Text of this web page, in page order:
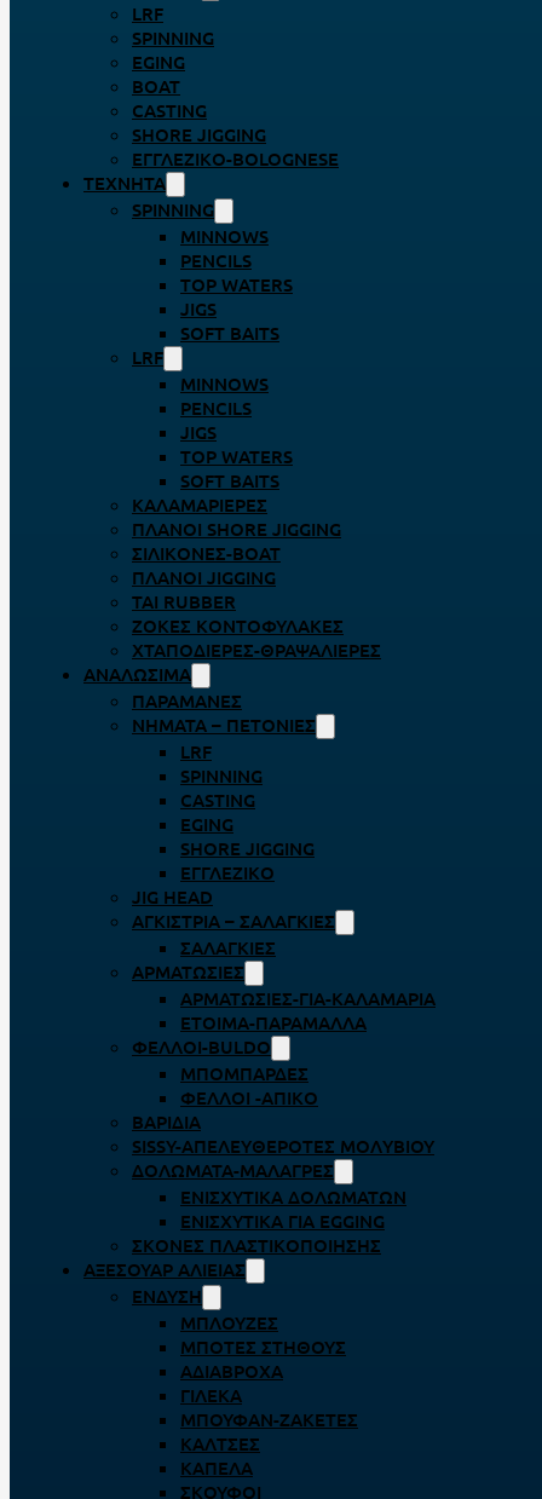
LRF
SPINNING
EGING
BOAT
CASTING
SHORE JIGGING
ΕΓΓΛΈΖΙΚΟ-BOLOGNESE
ΤΕΧΝΗΤΆ
SPINNING
MINNOWS
PENCILS
TOP WATERS
JIGS
SOFT BAITS
LRF
MINNOWS
PENCILS
JIGS
TOP WATERS
SOFT BAITS
ΚΑΛΑΜΑΡΙΈΡΕΣ
ΠΛΆΝΟΙ SHORE JIGGING
ΣΙΛΙΚΌΝΕΣ-BOAT
ΠΛΆΝΟΙ JIGGING
TAI RUBBER
ΖΌΚΕΣ ΚΟΝΤΟΦΎΛΑΚΕΣ
ΧΤΑΠΟΔΙΈΡΕΣ-ΘΡΑΨΑΛΙΈΡΕΣ
ΑΝΑΛΏΣΙΜΑ
ΠΑΡΑΜΆΝΕΣ
ΝΉΜΑΤΑ – ΠΕΤΟΝΙΈΣ
LRF
SPINNING
CASTING
EGING
SHORE JIGGING
ΕΓΓΛΈΖΙΚΟ
JIG HEAD
ΑΓΚΊΣΤΡΙΑ – ΣΑΛΑΓΚΙΈΣ
ΣΑΛΑΓΚΙΈΣ
ΑΡΜΑΤΩΣΙΈΣ
ΑΡΜΑΤΩΣΙΈΣ-ΓΙΑ-ΚΑΛΑΜΆΡΙΑ
ΈΤΟΙΜΑ-ΠΑΡΆΜΑΛΛΑ
ΦΕΛΛΟΊ-BULDO
ΜΠΟΜΠΆΡΔΕΣ
ΦΕΛΛΟΊ -ΑΠΊΚΟ
ΒΑΡΊΔΙΑ
SISSY-ΑΠΕΛΕΥΘΕΡΟΤΈΣ ΜΟΛΥΒΙΟΎ
ΔΟΛΏΜΑΤΑ-ΜΑΛΆΓΡΕΣ
ΕΝΙΣΧΥΤΙΚΆ ΔΟΛΩΜΆΤΩΝ
ΕΝΙΣΧΥΤΙΚΆ ΓΙΑ EGGING
ΣΚΌΝΕΣ ΠΛΑΣΤΙΚΟΠΟΊΗΣΗΣ
ΑΞΕΣΟΥΆΡ ΑΛΙΕΊΑΣ
ΈΝΔΥΣΗ
ΜΠΛΟΎΖΕΣ
ΜΠΌΤΕΣ ΣΤΉΘΟΥΣ
ΑΔΙΆΒΡΟΧΑ
ΓΙΛΈΚΑ
ΜΠΟΥΦΆΝ-ΖΑΚΈΤΕΣ
ΚΆΛΤΣΕΣ
ΚΑΠΈΛΑ
ΣΚΟΎΦΟΙ